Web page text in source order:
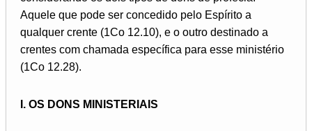
Aquele que pode ser concedido pelo Espírito a
qualquer crente (1Co 12.10), e o outro destinado a
crentes com chamada específica para esse ministério
(1Co 12.28).
I. OS DONS MINISTERIAIS